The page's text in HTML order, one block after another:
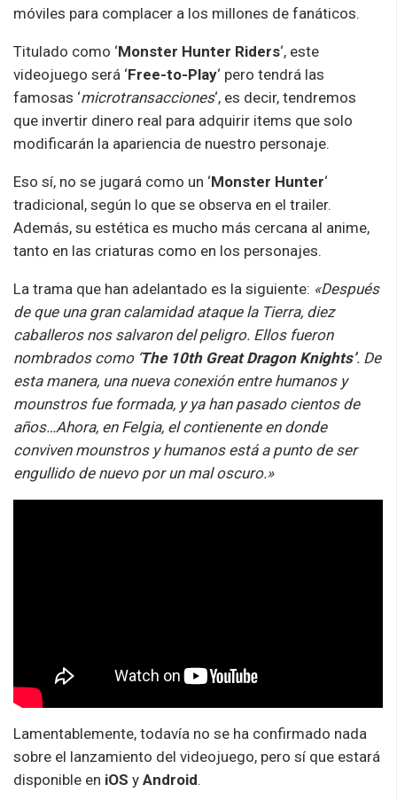
móviles para complacer a los millones de fanáticos.
Titulado como ‘Monster Hunter Riders‘, este
videojuego será ‘Free-to-Play‘ pero tendrá las
famosas ‘microtransacciones‘, es decir, tendremos
que invertir dinero real para adquirir items que solo
modificarán la apariencia de nuestro personaje.
Eso sí, no se jugará como un ‘Monster Hunter‘
tradicional, según lo que se observa en el trailer.
Además, su estética es mucho más cercana al anime,
tanto en las criaturas como en los personajes.
La trama que han adelantado es la siguiente: «Después
de que una gran calamidad ataque la Tierra, diez
caballeros nos salvaron del peligro. Ellos fueron
nombrados como ‘ The 10th Great Dragon Knights’. De
esta manera, una nueva conexión entre humanos y
mounstros fue formada, y ya han pasado cientos de
años…Ahora, en Felgia, el contienente en donde
conviven mounstros y humanos está a punto de ser
engullido de nuevo por un mal oscuro.»
Lamentablemente, todavía no se ha confirmado nada
sobre el lanzamiento del videojuego, pero sí que estará
disponible en iOS y Android.